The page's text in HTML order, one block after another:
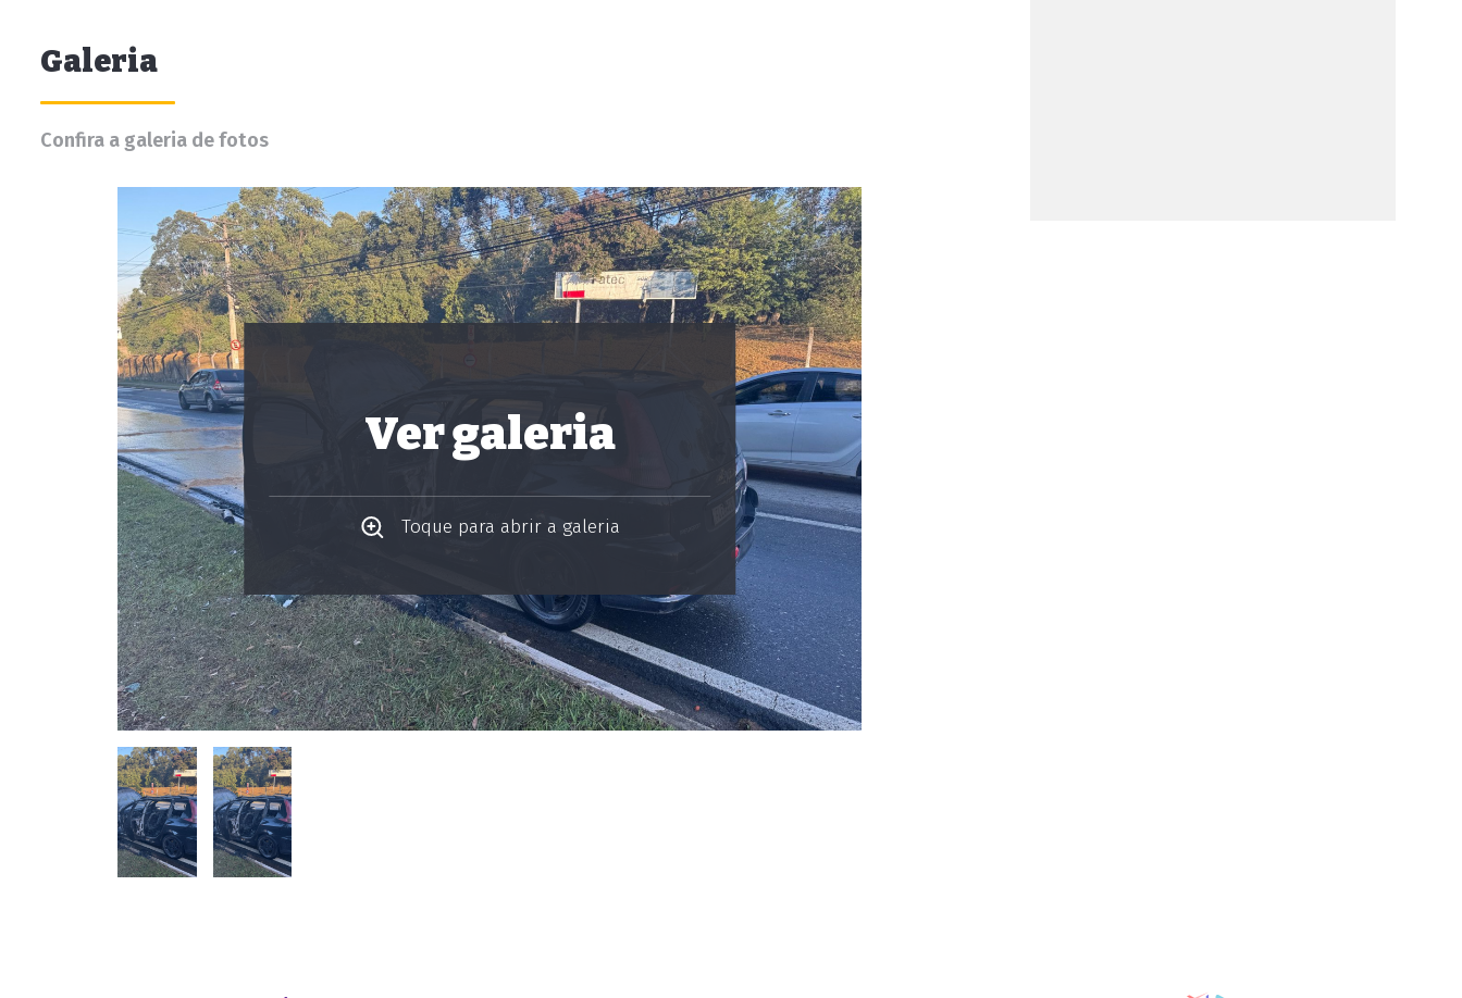
Galeria
Confira a galeria de fotos
Ver galeria
Toque para abrir a galeria